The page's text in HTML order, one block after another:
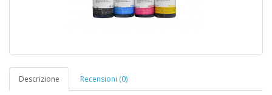
Descrizione Recensioni (0)